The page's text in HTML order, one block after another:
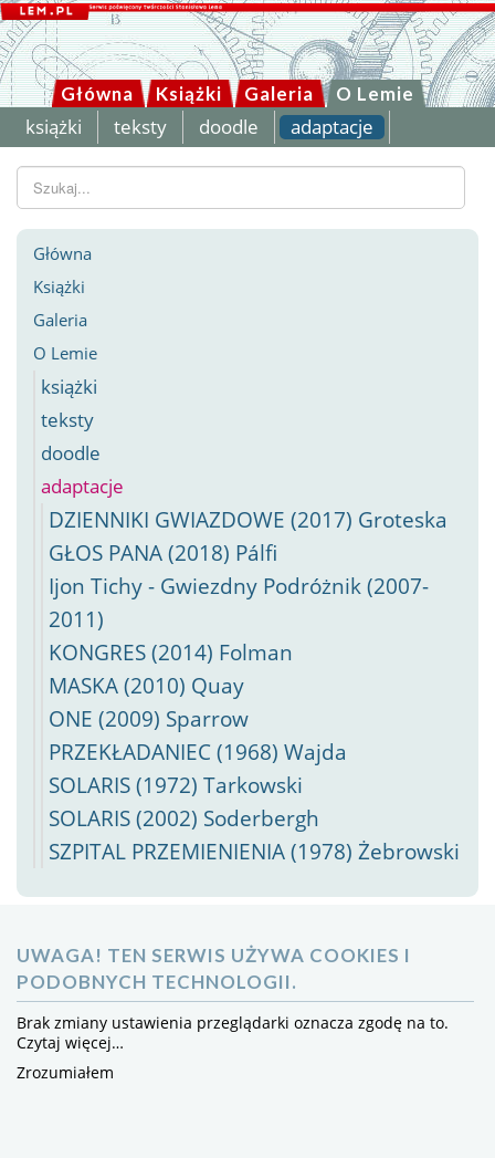
Główna Książki Galeria O Lemie
książki teksty doodle adaptacje
Szukaj...
Główna
Książki
Galeria
O Lemie
książki
teksty
doodle
adaptacje
DZIENNIKI GWIAZDOWE (2017) Groteska
GŁOS PANA (2018) Pálfi
Ijon Tichy - Gwiezdny Podróżnik (2007-
2011)
KONGRES (2014) Folman
MASKA (2010) Quay
ONE (2009) Sparrow
PRZEKŁADANIEC (1968) Wajda
SOLARIS (1972) Tarkowski
SOLARIS (2002) Soderbergh
SZPITAL PRZEMIENIENIA (1978) Żebrowski
UWAGA! TEN SERWIS UŻYWA COOKIES I
PODOBNYCH TECHNOLOGII.
Brak zmiany ustawienia przeglądarki oznacza zgodę na to.
Czytaj więcej…
Zrozumiałem